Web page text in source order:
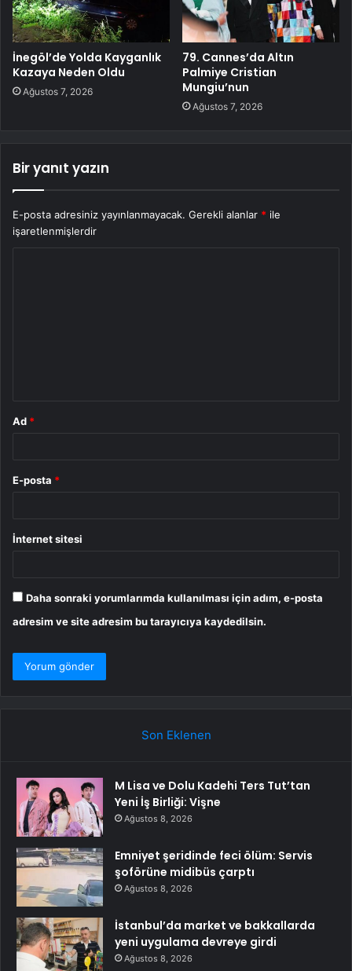
İnegöl’de Yolda Kayganlık
Kazaya Neden Oldu
Ağustos 7, 2026
79. Cannes’da Altın
Palmiye Cristian
Mungiu’nun
Ağustos 7, 2026
Bir yanıt yazın
E-posta adresiniz yayınlanmayacak. Gerekli alanlar * ile
işaretlenmişlerdir
Ad *
E-posta *
İnternet sitesi
Daha sonraki yorumlarımda kullanılması için adım, e-posta
adresim ve site adresim bu tarayıcıya kaydedilsin.
Son Eklenen
M Lisa ve Dolu Kadehi Ters Tut’tan
Yeni İş Birliği: Vişne
Ağustos 8, 2026
Emniyet şeridinde feci ölüm: Servis
şoförüne midibüs çarptı
Ağustos 8, 2026
İstanbul’da market ve bakkallarda
yeni uygulama devreye girdi
Ağustos 8, 2026